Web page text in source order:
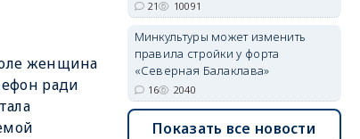
женщина
ради
21 10091
Минкультуры может изменить
правила стройки у форта
«Северная Балаклава»
16 2040
Показать все новости